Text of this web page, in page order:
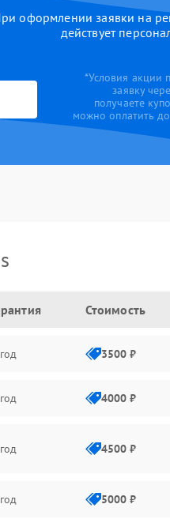
оформлении заявки на
действует
*Условия акции
заявку
получаете
можно оплатить
Стоимость
3500 ₽
4000 ₽
4500 ₽
5000 ₽